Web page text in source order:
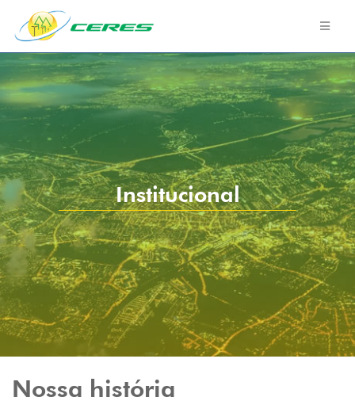
Institucional
Nossa história